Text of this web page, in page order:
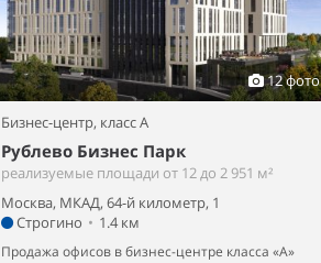
12 фото
Бизнес-центр, класс A
Рублево Бизнес Парк
реализуемые площади от 12 до 2 951 м²
Москва, МКАД, 64-й километр, 1
Строгино • 1.4 км
Продажа офисов в бизнес-центре класса «А»